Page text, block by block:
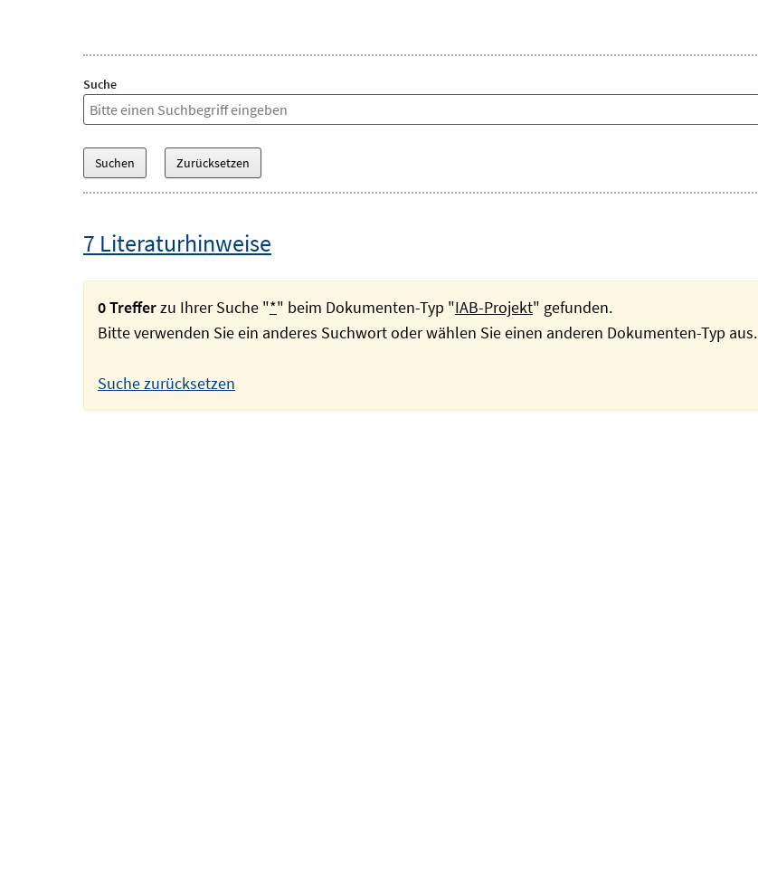
Suche
7 Literaturhinweise
0 Trefferzu Ihrer Suche "*" beim Dokumenten-Typ "IAB-Projekt" gefunden.
Bitte verwenden Sie ein anderes Suchwort oder wählen Sie einen anderen Dokumenten-Typ aus.
Suche zurücksetzen